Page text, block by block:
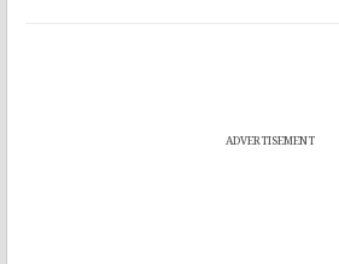
ADVERTISEMENT